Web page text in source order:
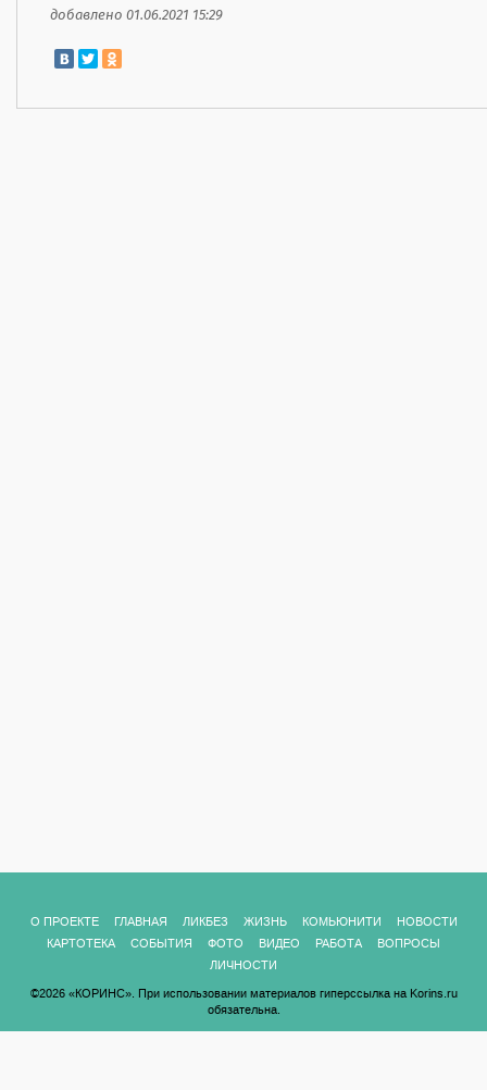
добавлено 01.06.2021 15:29
О ПРОЕКТЕ ГЛАВНАЯ ЛИКБЕЗ ЖИЗНЬ КОМЬЮНИТИ
НОВОСТИ
КАРТОТЕКА
СОБЫТИЯ ФОТО ВИДЕО РАБОТА
ВОПРОСЫ
ЛИЧНОСТИ
©2026 «КОРИНС». При использовании материалов гиперссылка на Korins.ru
обязательна.